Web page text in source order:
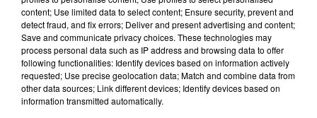
Lecture (4 min 10 sec)
100%
100% Radio les infos du Pays Catalan
content; Use limited data to select content; Ensure security, prevent and
detect fraud, and fix errors; Deliver and present advertising and content;
Save and communicate privacy choices. These technologies may
process personal data such as IP address and browsing data to offer
following functionalities: Identify devices based on information actively
requested; Use precise geolocation data; Match and combine data from
other data sources; Link different devices; Identify devices based on
information transmitted automatically.